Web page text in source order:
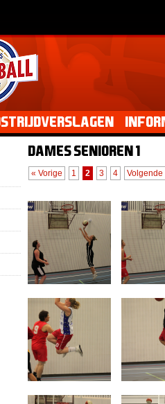
Dames Senioren 1
« Vorige 1 2 3 4 Volgende